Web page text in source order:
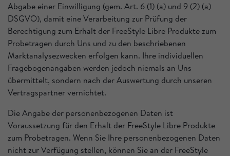
Abgabe einer Einwilligung (gem. Art. 6 (1) (a) und 9 (2) (a)
DSGVO), damit eine Verarbeitung zur Prüfung der
Berechtigung zum Erhalt der FreeStyle Libre Produkte zum
Probetragen durch Uns und zu den beschriebenen
Marktanalysezwecken erfolgen kann. Ihre individuellen
Fragebogenangaben werden jedoch niemals an Uns
übermittelt, sondern nach der Auswertung durch unseren
Vertragspartner vernichtet.
Die Angabe der personenbezogenen Daten ist
Voraussetzung für den Erhalt der FreeStyle Libre Produkte
zum Probetragen. Wenn Sie Ihre personenbezogenen Daten
nicht zur Verfügung stellen, können Sie an der FreeStyle